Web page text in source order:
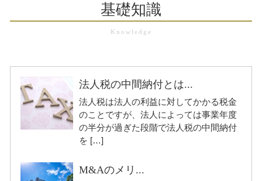
基礎知識
法人税の中間納付とは...
法人税は法人の利益に対してかかる税金
のことですが、法人によっては事業年度
の半分が過ぎた段階で法人税の中間納付
を […]
M&Aのメリ...